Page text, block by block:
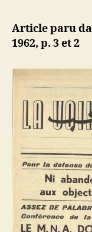
Article paru
1962, p. 3 et 2